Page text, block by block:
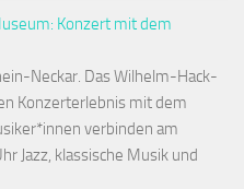
Konzert mit dem
Neckar. Das Wilhelm-Hack-
Konzerterlebnis mit dem
verbinden am
Jazz, klassische Musik und